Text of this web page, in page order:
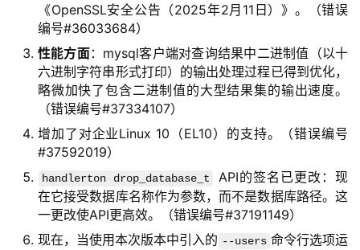
《OpenSSL安全公告（2025年2月11日）》。（错误
编号#36033684）
性能方面：mysql客户端对查询结果中二进制值（以十
六进制字符串形式打印）的输出处理过程已得到优化，
略微加快了包含二进制值的大型结果集的输出速度。
（错误编号#37334107）
增加了对企业Linux 10（EL10）的支持。（错误编号
#37592019）
handlerton drop_database_t
API的签名已更改：现
在它接受数据库名称作为参数，而不是数据库路径。这
一更改使API更高效。（错误编号#37191149）
现在，当使用本次版本中引入的 --users 命令行选项运